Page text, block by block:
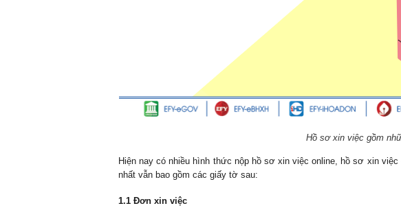
Hồ sơ xin việc gồm
Hiện nay có nhiều hình thức nộp hồ sơ xin việc online, hồ sơ xin
nhất vẫn bao gồm các giấy tờ sau:
1.1 Đơn xin việc